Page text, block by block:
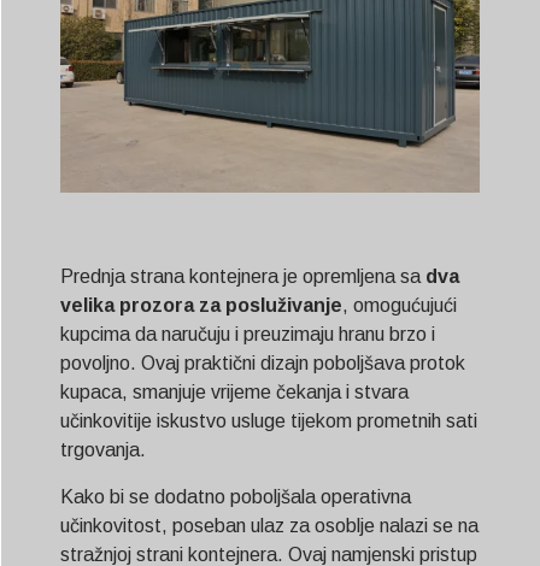
Prednja strana kontejnera je opremljena sa dva
velika prozora za posluživanje, omogućujući
kupcima da naručuju i preuzimaju hranu brzo i
povoljno. Ovaj praktični dizajn poboljšava protok
kupaca, smanjuje vrijeme čekanja i stvara
učinkovitije iskustvo usluge tijekom prometnih sati
trgovanja.
Kako bi se dodatno poboljšala operativna
učinkovitost, poseban ulaz za osoblje nalazi se na
stražnjoj strani kontejnera. Ovaj namjenski pristup